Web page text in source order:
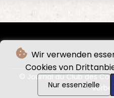
Wir verwenden
Cookies von
Nur essenzielle
© Journal du Club des